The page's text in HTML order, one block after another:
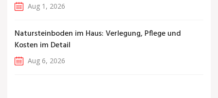
Aug 1, 2026
Natursteinboden im Haus: Verlegung, Pflege und
Kosten im Detail
Aug 6, 2026